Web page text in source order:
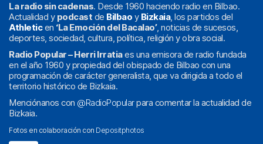
La radio sin cadenas. Desde 1960 haciendo radio en Bilbao.
Actualidad y podcast de Bilbao y Bizkaia, los partidos del
Athleticen ‘La Emoción del Bacalao’, noticias de sucesos,
deportes, sociedad, cultura, política, religión y obra social.
Radio Popular – Herri Irratiaes una emisora de radio fundada
en el año 1960 y propiedad del obispado de Bilbao con una
programación de carácter generalista, que va dirigida a todo el
territorio histórico de Bizkaia.
Menciónanos con @RadioPopularpara comentar la actualidad de
Bizkaia.
Fotos en colaboración con Depositphotos